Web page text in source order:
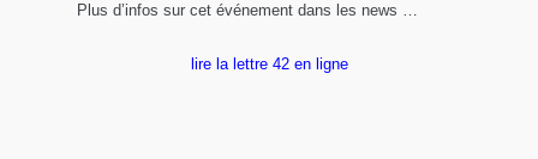
Plus d’infos sur cet événement dans les news …
lire la lettre 42 en ligne